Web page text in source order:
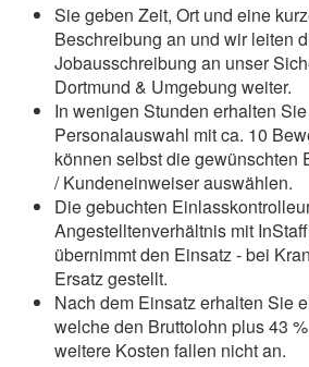
Sie geben Zeit, Ort und eine
Beschreibung an und wir leiten
Jobausschreibung an unser
Dortmund & Umgebung weiter.
In wenigen Stunden erhalten
Personalauswahl mit ca. 10
können selbst die gewünschten
/ Kundeneinweiser auswählen.
Die gebuchten
Angestelltenverhältnis mit
übernimmt den Einsatz - bei
Ersatz gestellt.
Nach dem Einsatz erhalten Sie
welche den Bruttolohn plus 43
weitere Kosten fallen nicht an.